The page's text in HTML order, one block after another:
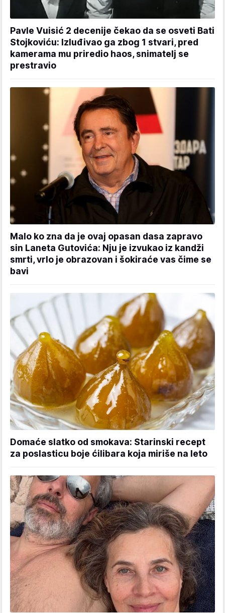
Pavle Vuisić 2 decenije čekao da se osveti Bati
Stojkoviću: Izluđivao ga zbog 1 stvari, pred
kamerama mu priredio haos, snimatelj se
prestravio
Malo ko zna da je ovaj opasan dasa zapravo
sin Laneta Gutovića: Nju je izvukao iz kandži
smrti, vrlo je obrazovan i šokiraće vas čime se
bavi
Domaće slatko od smokava: Starinski recept
za poslasticu boje ćilibara koja miriše na leto